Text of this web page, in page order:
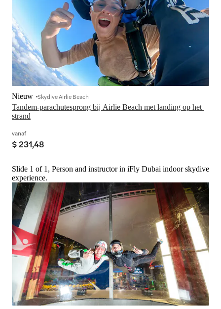
Tandem-parachutesprong bij Airlie Beach met landing op het
strand
Nieuw Skydive Airlie Beach
vanaf
$ 231,48
Slide 1 of 1, Person and instructor in iFly Dubai indoor skydive
experience.